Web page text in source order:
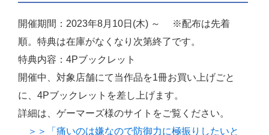
開催期間：2023年8月10日(木) ～ ※配布は先着
順。特典は在庫がなくなり次第終了です。
特典内容：4Pブックレット
開催中、対象店舗にて当作品を1冊お買い上げごと
に、4Pブックレットを差し上げます。
詳細は、ゲーマーズ様のサイトをご覧ください。
＞＞「痛いのは嫌なので防御力に極振りしたいと